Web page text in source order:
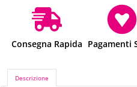
Consegna Rapida Pagamenti
Descrizione